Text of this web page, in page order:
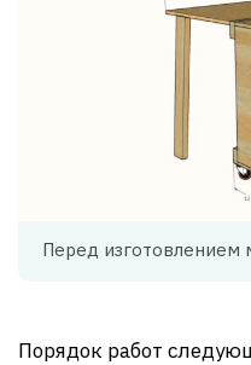
Перед изготовлением
Порядок работ